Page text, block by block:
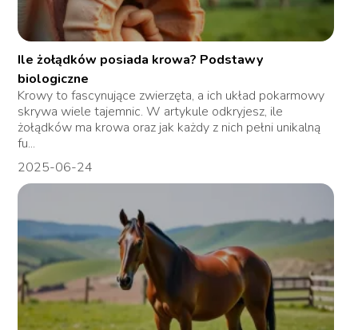
Ile żołądków posiada krowa? Podstawy
biologiczne
Krowy to fascynujące zwierzęta, a ich układ pokarmowy
skrywa wiele tajemnic. W artykule odkryjesz, ile
żołądków ma krowa oraz jak każdy z nich pełni unikalną
fu...
2025-06-24